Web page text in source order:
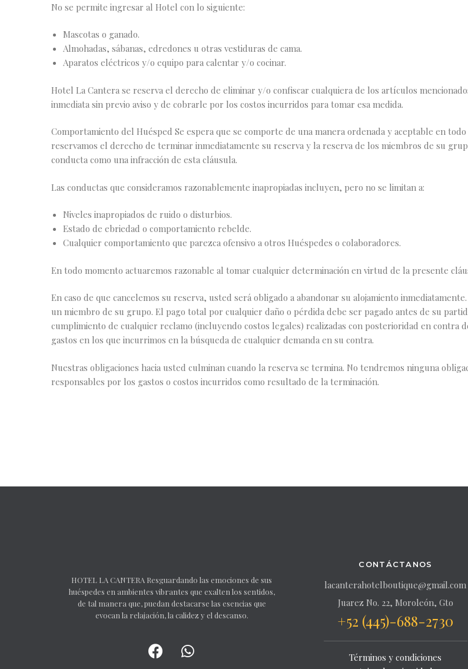
No se permite ingresar al Hotel con lo siguiente:
Mascotas o ganado.
Almohadas, sábanas, edredones u otras vestiduras de cama.
Aparatos eléctricos y/o equipo para calentar y/o cocinar.
Hotel La Cantera se reserva el derecho de eliminar y/o confiscar cualquiera de los artículos
inmediata sin previo aviso y de cobrarle por los costos incurridos para tomar esa medida.
Comportamiento del Huésped Se espera que se comporte de una manera ordenada y aceptable en
reservamos el derecho de terminar inmediatamente su reserva y la reserva de los miembros de su
conducta como una infracción de esta cláusula.
Las conductas que consideramos razonablemente inapropiadas incluyen, pero no se limitan a:
Niveles inapropiados de ruido o disturbios.
Estado de ebriedad o comportamiento rebelde.
Cualquier comportamiento que parezca ofensivo a otros Huéspedes o colaboradores.
En todo momento actuaremos razonable al tomar cualquier determinación en virtud de la presente
En caso de que cancelemos su reserva, usted será obligado a abandonar su alojamiento
un miembro de su grupo. El pago total por cualquier daño o pérdida debe ser pagado antes de su
cumplimiento de cualquier reclamo (incluyendo costos legales) realizadas con posterioridad en contra
gastos en los que incurrimos en la búsqueda de cualquier demanda en su contra.
Nuestras obligaciones hacia usted culminan cuando la reserva se termina. No tendremos ninguna
responsables por los gastos o costos incurridos como resultado de la terminación.
HOTEL LA CANTERA Resguardando las emociones de sus
huéspedes en ambientes vibrantes que exalten los sentidos,
de tal manera que, puedan destacarse las esencias que
evocan la relajación, la calidez y el descanso.
CONTÁCTANOS
lacanterahotelboutique@gmail.com
Juarez No. 22, Moroleón, Gto
+52 (445)-688-2730
Términos y condiciones